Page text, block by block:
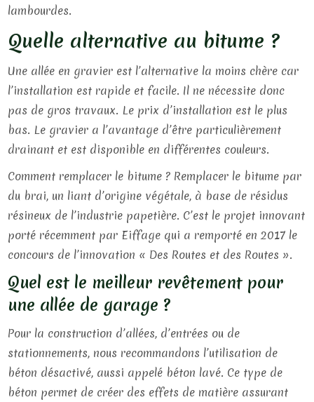
lambourdes.
Quelle alternative au bitume ?
Une allée en gravier est l’alternative la moins chère car
l’installation est rapide et facile. Il ne nécessite donc
pas de gros travaux. Le prix d’installation est le plus
bas. Le gravier a l’avantage d’être particulièrement
drainant et est disponible en différentes couleurs.
Comment remplacer le bitume ? Remplacer le bitume par
du brai, un liant d’origine végétale, à base de résidus
résineux de l’industrie papetière. C’est le projet innovant
porté récemment par Eiffage qui a remporté en 2017 le
concours de l’innovation « Des Routes et des Routes ».
Quel est le meilleur revêtement pour
une allée de garage ?
Pour la construction d’allées, d’entrées ou de
stationnements, nous recommandons l’utilisation de
béton désactivé, aussi appelé béton lavé. Ce type de
béton permet de créer des effets de matière assurant